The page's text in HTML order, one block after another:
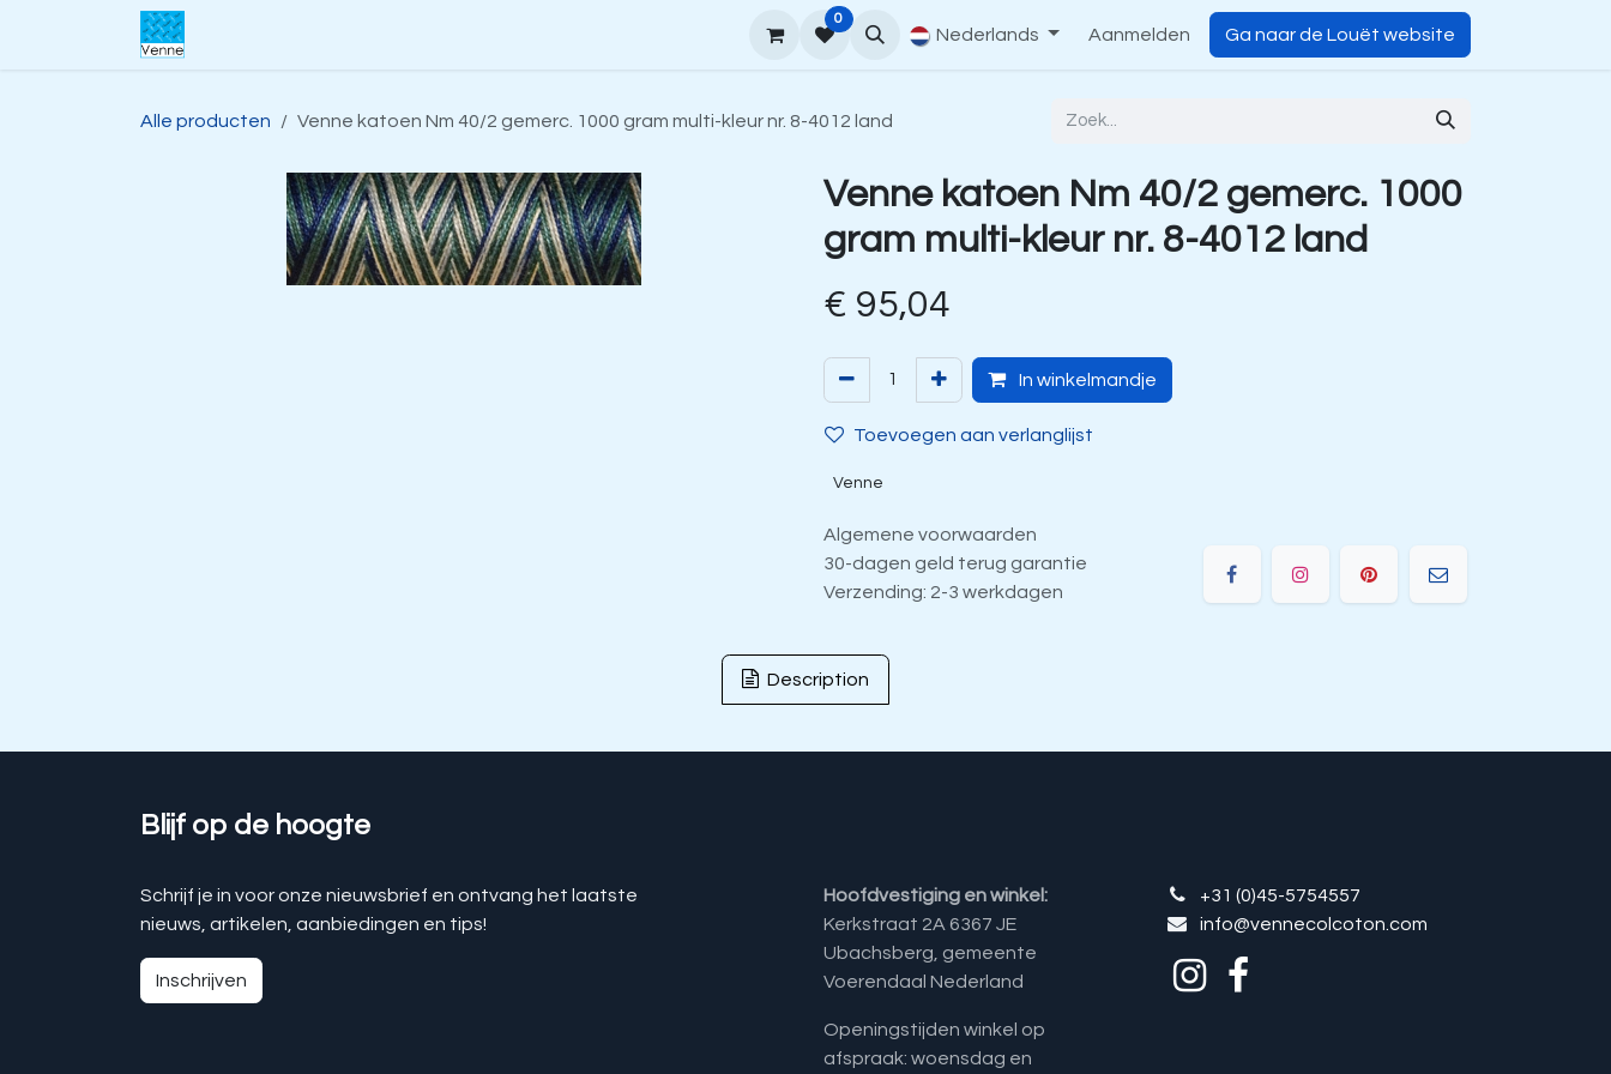
Overslaan naar inhoud
Hoe te bestellen Contact
0
Nederlands Aanmelden Ga naar de Louët website
Alle producten Venne katoen Nm 40/2 gemerc. 1000 gram multi-kleur nr. 8-4012 land
Venne katoen Nm 40/2 gemerc. 1000
gram multi-kleur nr. 8-4012 land
€ 95,04
In winkelmandje
Toevoegen aan verlanglijst
Venne
Algemene voorwaarden
30-dagen geld terug garantie
Verzending: 2-3 werkdagen
Description
Blijf op de hoogte
Schrijf je in voor onze nieuwsbrief en ontvang het laatste
nieuws, artikelen, aanbiedingen en tips!
Inschrijven
Hoofdvestiging en winkel:
Kerkstraat 2A 6367 JE
Ubachsberg, gemeente
Voerendaal Nederland
Openingstijden winkel op
afspraak: woensdag en
+31 (0)45-5754557
info@vennecolcoton.com